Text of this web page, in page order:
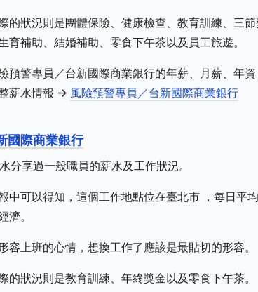
的狀況則是團體保險、健康檢查、教育訓練、三
育補助、結婚補助、零食下午茶以及員工旅遊。
預警專員／台新國際商業銀行的年薪、月薪、年
薪水情報 -> 風險預警專員／台新國際商業銀行
國際商業銀行
分享過一般職員的薪水及工作狀況。
中可以得知，這個工作地點位在臺北市 ，每日平
濟。
容上班的心情，想換工作了應該是最貼切的形容。
的狀況則是教育訓練、年終獎金以及零食下午茶。